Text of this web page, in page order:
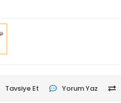
Tavsiye Et Yorum Yaz